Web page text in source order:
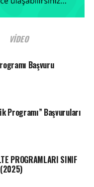
VIDEO
Başvuru
Programı” Başvuruları
PROGRAMLARI SINIF
(2025)